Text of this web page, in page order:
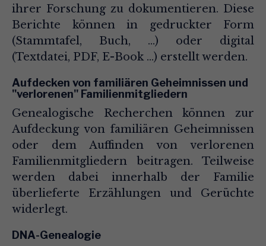
ihrer Forschung zu dokumentieren. Diese
Berichte können in gedruckter Form
(Stammtafel, Buch, ...) oder digital
(Textdatei, PDF, E-Book ...) erstellt werden.
Aufdecken von familiären Geheimnissen und
"verlorenen" Familienmitgliedern
Genealogische Recherchen können zur
Aufdeckung von familiären Geheimnissen
oder dem Auffinden von verlorenen
Familienmitgliedern beitragen. Teilweise
werden dabei innerhalb der Familie
überlieferte Erzählungen und Gerüchte
widerlegt.
DNA-Genealogie